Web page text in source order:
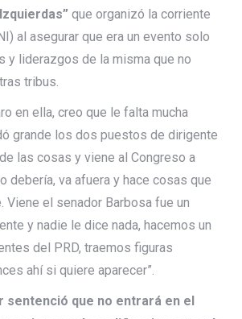
que organizó la corriente
al asegurar que era un evento solo
y liderazgos de la misma que no
tribus.
en ella, creo que le falta mucha
grande los dos puestos de dirigente
las cosas y viene al Congreso a
debería, va afuera y hace cosas que
Viene el senador Barbosa fue un
y nadie le dice nada, hacemos un
del PRD, traemos figuras
ahí si quiere aparecer”.
sentenció que no entrará en el